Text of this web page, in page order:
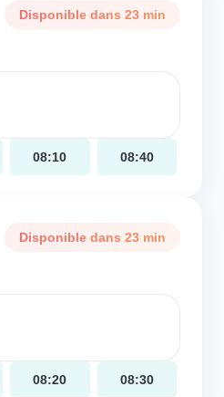
Disponible dans 23 min
08:10 08:40
Disponible dans 23 min
08:20 08:30